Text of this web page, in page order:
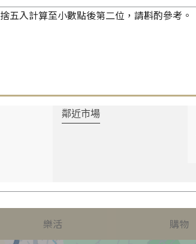
五入計算至小數點後第二位，請斟酌參考。
鄰近市場
樂活 購物